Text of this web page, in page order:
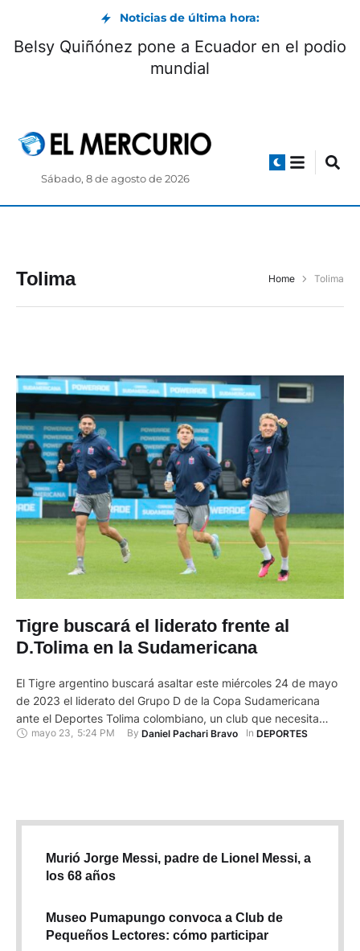
Noticias de última hora:
Belsy Quiñónez pone a Ecuador en el podio
mundial
Sábado, 8 de agosto de 2026
Tolima Home Tolima
Tigre buscará el liderato frente al
D.Tolima en la Sudamericana
El Tigre argentino buscará asaltar este miércoles 24 de mayo
de 2023 el liderato del Grupo D de la Copa Sudamericana
ante el Deportes Tolima colombiano, un club que necesita
sumar algún punto en su visita al Estadio José Dellagiovanna
mayo 23, 5:24 PM By Daniel Pachari Bravo In DEPORTES
Murió Jorge Messi, padre de Lionel Messi, a
los 68 años
Museo Pumapungo convoca a Club de
Pequeños Lectores: cómo participar